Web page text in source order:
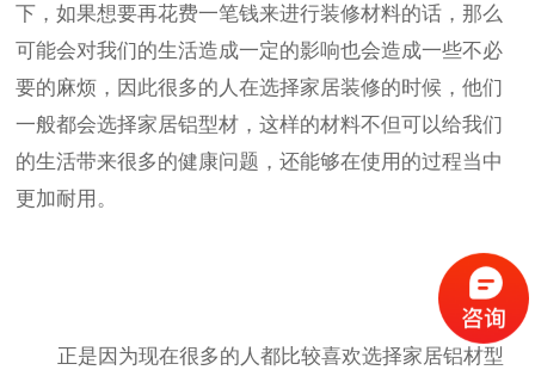
下，如果想要再花费一笔钱来进行装修材料的话，那么
可能会对我们的生活造成一定的影响也会造成一些不必
要的麻烦，因此很多的人在选择家居装修的时候，他们
一般都会选择家居铝型材，这样的材料不但可以给我们
的生活带来很多的健康问题，还能够在使用的过程当中
更加耐用。
正是因为现在很多的人都比较喜欢选择家居铝材型